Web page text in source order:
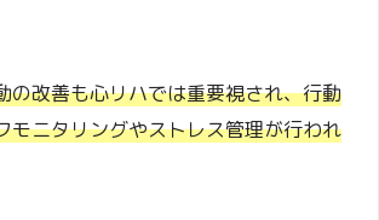
の改善も心リハでは重要視され、行動
モニタリングやストレス管理が行われ